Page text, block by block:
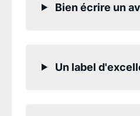
Bien écrire un
Un label